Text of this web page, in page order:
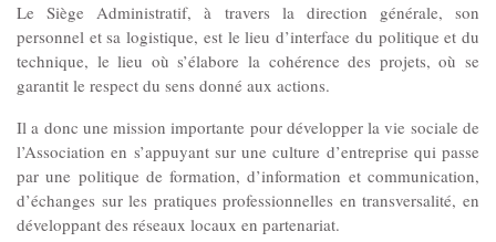
Les Pôles
Pôle Socio-­Éducatif
Service de Prévention spécialisée territorialisée
Pôle Milieu Ouvert
SIE
Le Siège Administratif, à travers la direction générale, son
personnel et sa logistique, est le lieu d’interface du politique et du
technique, le lieu où s’élabore la cohérence des projets, où se
garantit le respect du sens donné aux actions.
Il a donc une mission importante pour développer la vie sociale de
l’Association en s’appuyant sur une culture d’entreprise qui passe
par une politique de formation, d’information et communication,
d’échanges sur les pratiques professionnelles en transversalité, en
développant des réseaux locaux en partenariat.